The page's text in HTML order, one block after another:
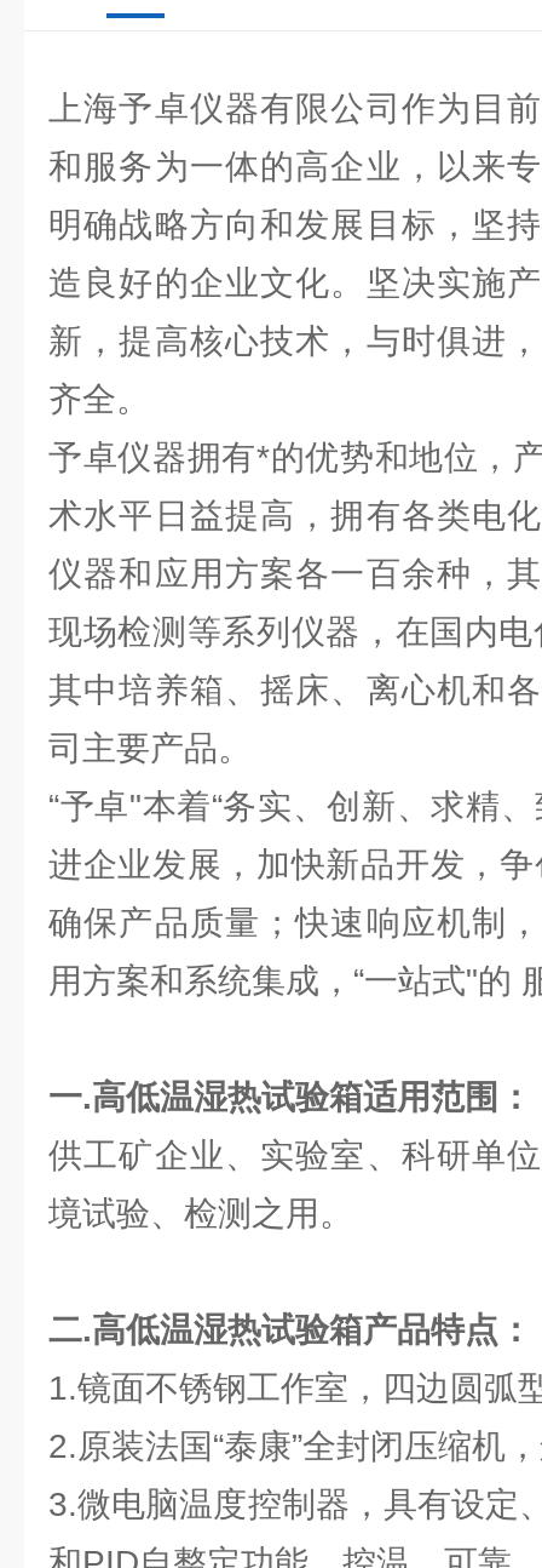
上海予卓仪器有限公司作为目
和服务为一体的高企业，以来
明确战略方向和发展目标，坚
造良好的企业文化。坚决实施
新，提高核心技术，与时俱进
齐全。
予卓仪器拥有*的优势和地位，
术水平日益提高，拥有各类电
仪器和应用方案各一百余种，
现场检测等系列仪器，在国内
其中培养箱、摇床、离心机和
司主要产品。
“予卓"本着“务实、创新、求精
进企业发展，加快新品开发，
确保产品质量；快速响应机制
用方案和系统集成，“一站式"的
一.高低温湿热试验箱适用范围：
供工矿企业、实验室、科研单
境试验、检测之用。
二.高低温湿热试验箱产品特点：
1.镜面不锈钢工作室，四边圆弧
2.原装法国“泰康”全封闭压缩机
3.微电脑温度控制器，具有设定